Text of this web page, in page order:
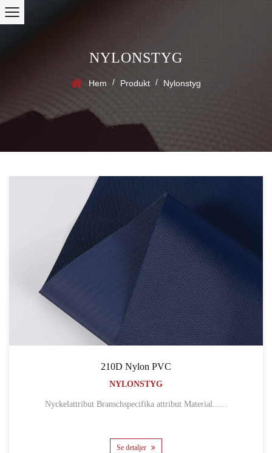
NYLONSTYG
Hem / Produkt / Nylonstyg
210D Nylon PVC
NYLONSTYG
Nyckelattribut Branschspecifika attribut Material......
Se detaljer